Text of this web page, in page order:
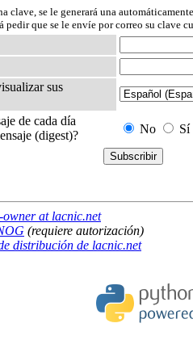
clave, se le generará una
pedir que se le envíe por correo su clave
sus
de cada día
(digest)?
No Sí
owner at lacnic.net
(requiere autorización)
distribución de lacnic.net